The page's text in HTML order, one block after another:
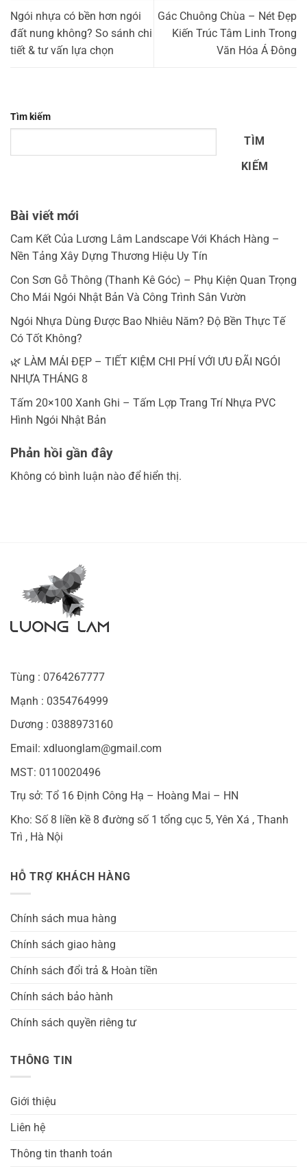
Ngói nhựa có bền hơn ngói
đất nung không? So sánh chi
tiết & tư vấn lựa chọn
Gác Chuông Chùa – Nét Đẹp
Kiến Trúc Tâm Linh Trong
Văn Hóa Á Đông
Tìm kiếm
TÌM
KIẾM
Bài viết mới
Cam Kết Của Lương Lâm Landscape Với Khách Hàng –
Nền Tảng Xây Dựng Thương Hiệu Uy Tín
Con Sơn Gỗ Thông (Thanh Kê Góc) – Phụ Kiện Quan Trọng
Cho Mái Ngói Nhật Bản Và Công Trình Sân Vườn
Ngói Nhựa Dùng Được Bao Nhiêu Năm? Độ Bền Thực Tế
Có Tốt Không?
🌿 LÀM MÁI ĐẸP – TIẾT KIỆM CHI PHÍ VỚI ƯU ĐÃI NGÓI
NHỰA THÁNG 8
Tấm 20×100 Xanh Ghi – Tấm Lợp Trang Trí Nhựa PVC
Hình Ngói Nhật Bản
Phản hồi gần đây
Không có bình luận nào để hiển thị.
Tùng : 0764267777
Mạnh : 0354764999
Dương : 0388973160
Email: xdluonglam@gmail.com
MST: 0110020496
Trụ sở: Tổ 16 Định Công Hạ – Hoàng Mai – HN
Kho: Số 8 liền kề 8 đường số 1 tổng cục 5, Yên Xá , Thanh
Trì , Hà Nội
HỖ TRỢ KHÁCH HÀNG
Chính sách mua hàng
Chính sách giao hàng
Chính sách đổi trả & Hoàn tiền
Chính sách bảo hành
Chính sách quyền riêng tư
THÔNG TIN
Giới thiệu
Liên hệ
Thông tin thanh toán